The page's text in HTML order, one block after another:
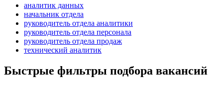
аналитик данных
начальник отдела
руководитель отдела аналитики
руководитель отдела персонала
руководитель отдела продаж
технический аналитик
Быстрые фильтры подбора вакансий